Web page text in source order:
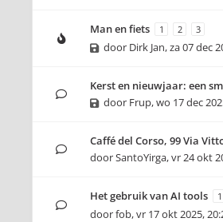
Man en fiets 1 2 3
door Dirk Jan,za 07 dec
Kerst en nieuwjaar: een
door Frup,wo 17 dec
Caffé del Corso, 99 Via
doorSantoYirga,vr 24 okt
Het gebruik van AI tools 1
doorfob,vr 17 okt 2025,